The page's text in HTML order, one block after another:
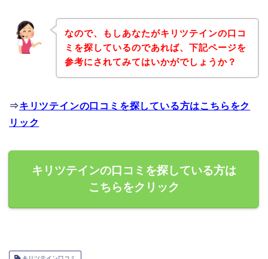
なので、もしあなたがキリツテインの口コ
ミを探しているのであれば、下記ページを
参考にされてみてはいかがでしょうか？
⇒キリツテインの口コミを探している方はこちらをク
リック
キリツテインの口コミを探している方は
こちらをクリック